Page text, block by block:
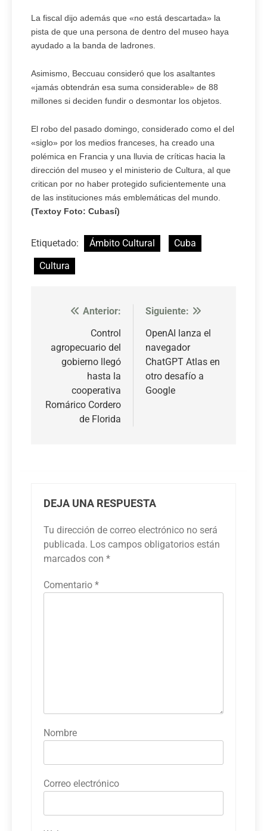
La fiscal dijo además que «no está descartada» la
pista de que una persona de dentro del museo haya
ayudado a la banda de ladrones.
Asimismo, Beccuau consideró que los asaltantes
«jamás obtendrán esa suma considerable» de 88
millones si deciden fundir o desmontar los objetos.
El robo del pasado domingo, considerado como el del
«siglo» por los medios franceses, ha creado una
polémica en Francia y una lluvia de críticas hacia la
dirección del museo y el ministerio de Cultura, al que
critican por no haber protegido suficientemente una
de las instituciones más emblemáticas del mundo.
(Textoy Foto: Cubasí)
Etiquetado: Ámbito Cultural
Cuba
Cultura
Navegación
entradas
Anterior:
Control
agropecuario del
gobierno llegó
hasta la
cooperativa
Romárico Cordero
de Florida
Siguiente:
OpenAI lanza el
navegador
ChatGPT Atlas en
otro desafío a
Google
DEJA UNA RESPUESTA
Tu dirección de correo electrónico no será
publicada. Los campos obligatorios están
marcados con *
Comentario *
Nombre
Correo electrónico